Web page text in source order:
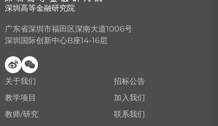
深圳高等金融研究院
广东省深圳市福田区深南大道1006号
深圳国际创新中心B座14-16层
关于我们
教学项目
教师/研究
招标公告
加入我们
联系我们